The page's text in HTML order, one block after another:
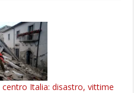
Italia: disastro, vittime